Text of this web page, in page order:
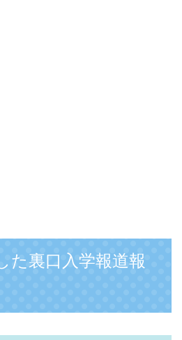
た裏口入学報道報